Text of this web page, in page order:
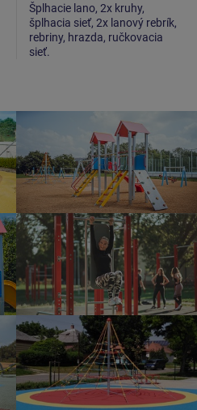
Šplhacie lano, 2x kruhy,
šplhacia sieť, 2x lanový rebrík,
rebriny, hrazda, ručkovacia
sieť.